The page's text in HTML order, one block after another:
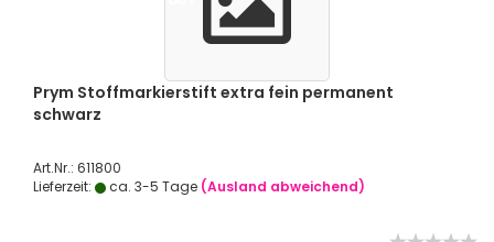
Prym Stoffmarkierstift extra fein permanent
schwarz
Art.Nr.: 611800
Lieferzeit:
ca. 3-5 Tage (Ausland abweichend)